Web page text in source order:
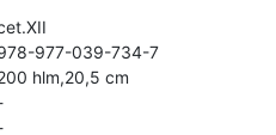
977-039-734-7
hlm,20,5 cm